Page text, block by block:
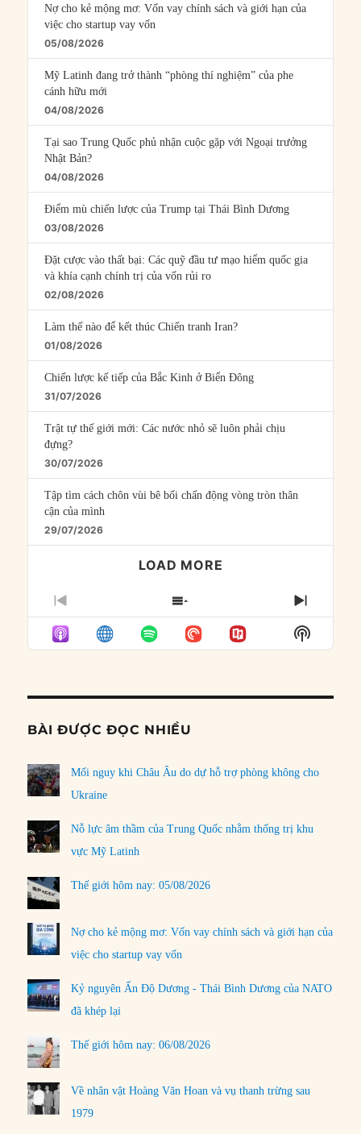
Nợ cho kẻ mộng mơ: Vốn vay chính sách và giới hạn của
việc cho startup vay vốn
05/08/2026
Mỹ Latinh đang trở thành “phòng thí nghiệm” của phe
cánh hữu mới
04/08/2026
Tại sao Trung Quốc phủ nhận cuộc gặp với Ngoại trưởng
Nhật Bản?
04/08/2026
Điểm mù chiến lược của Trump tại Thái Bình Dương
03/08/2026
Đặt cược vào thất bại: Các quỹ đầu tư mạo hiểm quốc gia
và khía cạnh chính trị của vốn rủi ro
02/08/2026
Làm thế nào để kết thúc Chiến tranh Iran?
01/08/2026
Chiến lược kế tiếp của Bắc Kinh ở Biển Đông
31/07/2026
Trật tự thế giới mới: Các nước nhỏ sẽ luôn phải chịu
đựng?
30/07/2026
Tập tìm cách chôn vùi bê bối chấn động vòng tròn thân
cận của mình
29/07/2026
LOAD MORE
PREVIOUS
EPISODE
SHOW
EPISODES
LIST
NEXT
Show
Podcast
BÀI ĐƯỢC ĐỌC NHIỀU
Mối nguy khi Châu Âu do dự hỗ trợ phòng không cho
Ukraine
Nỗ lực âm thầm của Trung Quốc nhằm thống trị khu
vực Mỹ Latinh
Thế giới hôm nay: 05/08/2026
Nợ cho kẻ mộng mơ: Vốn vay chính sách và giới hạn của
việc cho startup vay vốn
Kỷ nguyên Ấn Độ Dương - Thái Bình Dương của NATO
đã khép lại
Thế giới hôm nay: 06/08/2026
Về nhân vật Hoàng Văn Hoan và vụ thanh trừng sau
1979